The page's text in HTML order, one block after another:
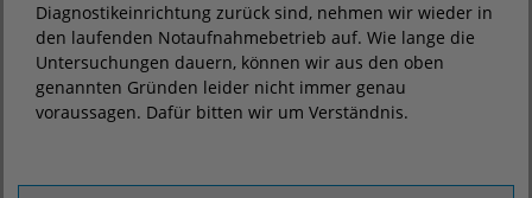
Diagnostikeinrichtung zurück sind, nehmen wir wieder in
den laufenden Notaufnahmebetrieb auf. Wie lange die
Untersuchungen dauern, können wir aus den oben
genannten Gründen leider nicht immer genau
voraussagen. Dafür bitten wir um Verständnis.